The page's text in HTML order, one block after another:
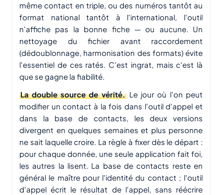
même contact en triple, ou des numéros tantôt au
format national tantôt à l'international, l'outil
n'affiche pas la bonne fiche — ou aucune. Un
nettoyage du fichier avant raccordement
(dédoublonnage, harmonisation des formats) évite
l'essentiel de ces ratés. C'est ingrat, mais c'est là
que se gagne la fiabilité.
La double source de vérité.Le jour où l'on peut
modifier un contact à la fois dans l'outil d'appel et
dans la base de contacts, les deux versions
divergent en quelques semaines et plus personne
ne sait laquelle croire. La règle à fixer dès le départ :
pour chaque donnée, une seule application fait foi,
les autres la lisent. La base de contacts reste en
général le maître pour l'identité du contact ; l'outil
d'appel écrit le résultat de l'appel, sans réécrire